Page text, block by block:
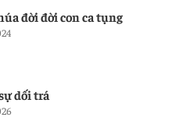
đời đời con ca tụng
dối trá